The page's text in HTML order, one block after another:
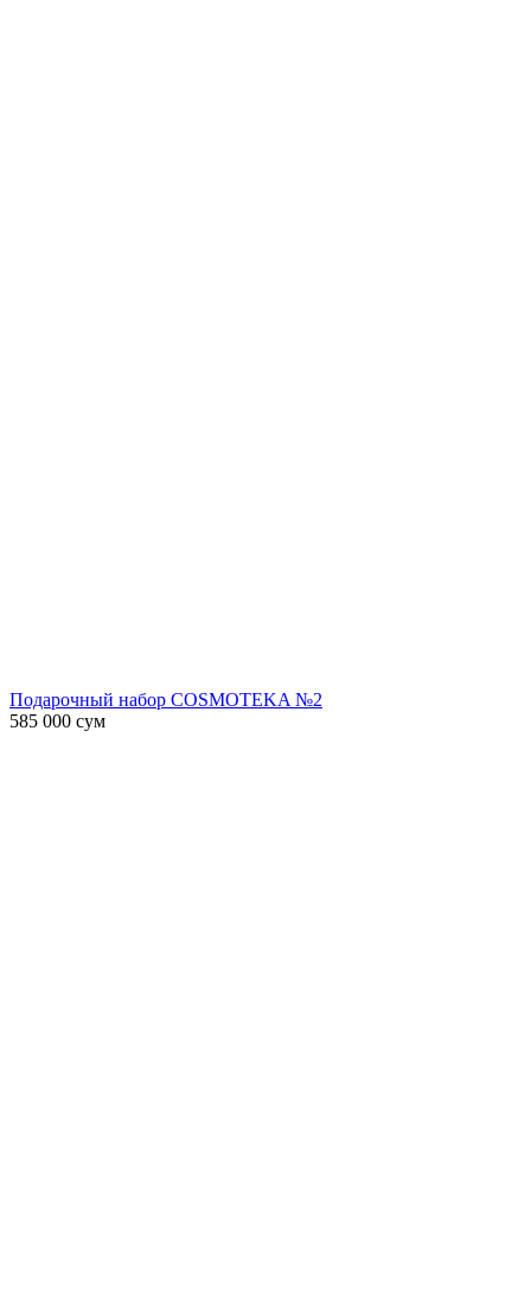
Подарочный набор COSMOTEKA №2
585 000 сум